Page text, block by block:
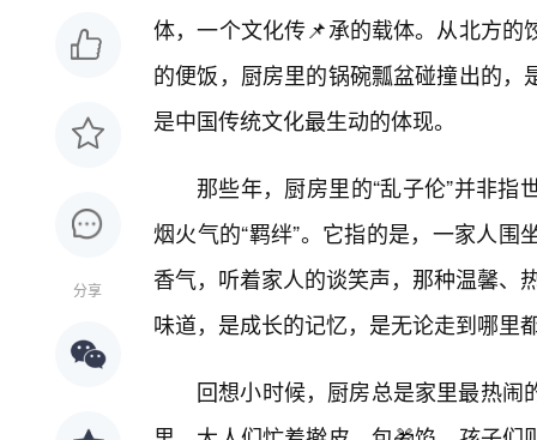
分享
体，一个文化传📌承的载体。从北方
的便饭，厨房里的锅碗瓢盆碰撞出的
是中国传统文化最生动的体现。
那些年，厨房里的“乱子伦”并非
烟火气的“羁绊”。它指的是，一家人
香气，听着家人的谈笑声，那种温馨、
味道，是成长的记忆，是无论走到哪里
回想小时候，厨房总是家里最热